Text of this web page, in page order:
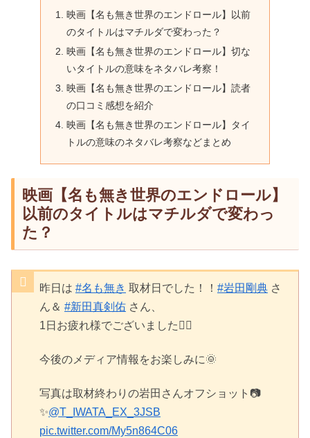
映画【名も無き世界のエンドロール】以前
のタイトルはマチルダで変わった？
映画【名も無き世界のエンドロール】切な
いタイトルの意味をネタバレ考察！
映画【名も無き世界のエンドロール】読者
の口コミ感想を紹介
映画【名も無き世界のエンドロール】タイ
トルの意味のネタバレ考察などまとめ
映画【名も無き世界のエンドロール】
以前のタイトルはマチルダで変わっ
た？
昨日は #名も無き 取材日でした！！ #岩田剛典 さ
ん＆ #新田真剣佑 さん、
1日お疲れ様でございました🙇‍♂️
今後のメディア情報をお楽しみに🌞
写真は取材終わりの岩田さんオフショット📷
✨@T_IWATA_EX_3JSB
pic.twitter.com/My5n864C06